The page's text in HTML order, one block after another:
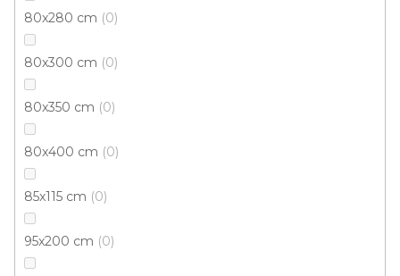
80x280 cm 0
80x300 cm 0
80x350 cm 0
80x400 cm 0
85x115 cm 0
95x200 cm 0
Kusový koberec NUVIA 9368 Z701 Multi
Skladem externě, odesíláme do 3 - 8 dní
od
67x120 cm